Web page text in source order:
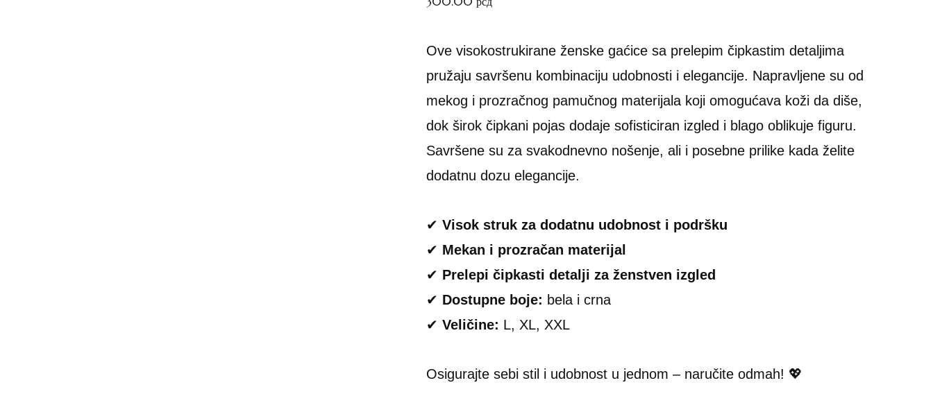
Ove visokostrukirane ženske gaćice sa prelepim čipkastim detaljima
pružaju savršenu kombinaciju udobnosti i elegancije. Napravljene su od
mekog i prozračnog pamučnog materijala koji omogućava koži da diše,
dok širok čipkani pojas dodaje sofisticiran izgled i blago oblikuje figuru.
Savršene su za svakodnevno nošenje, ali i posebne prilike kada želite
dodatnu dozu elegancije.
✔ Visok struk za dodatnu udobnost i podršku
✔ Mekan i prozračan materijal
✔ Prelepi čipkasti detalji za ženstven izgled
✔ Dostupne boje: bela i crna
✔ Veličine: L, XL, XXL
Osigurajte sebi stil i udobnost u jednom – naručite odmah! 💖